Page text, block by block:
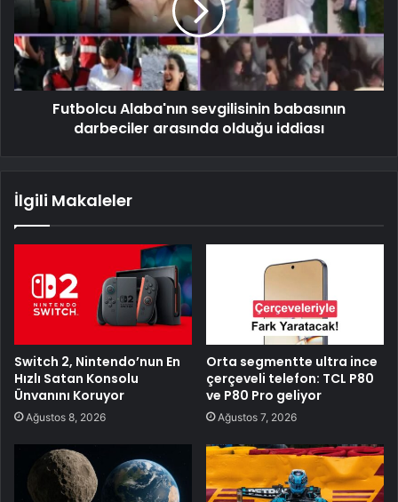
Futbolcu Alaba'nın sevgilisinin babasının
darbeciler arasında olduğu iddiası
İlgili Makaleler
Switch 2, Nintendo’nun En
Hızlı Satan Konsolu
Ünvanını Koruyor
Ağustos 8, 2026
Orta segmentte ultra ince
çerçeveli telefon: TCL P80
ve P80 Pro geliyor
Ağustos 7, 2026